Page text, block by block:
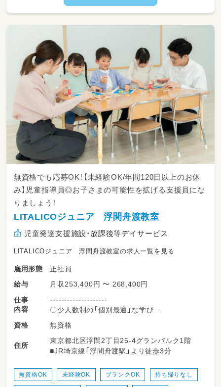
無資格でも応募OK！【未経験OK/年間120日以上のお休
み】児童指導員◎お子さまの可能性を拡げる支援員にな
りましょう！
LITALICOジュニア 浮間舟渡教室
児童発達支援施設・放課後等デイサービス
LITALICOジュニア 浮間舟渡教室の求人一覧を見る
雇用形態
正社員
給与
月収253,400円 〜 268,400円
仕事
内容
--------------------
〇少人数制の「個別最適」な学び
--------------------
LITALICOジュニアでは、指導員1名に対して1
～4名程度の少人数で支援を行っています。
また、お子さま一人ひとりに対して完全オーダ
だからこれができないと」ではなく、今そのお子
さまにとって必要な学びを提供できます。
資格 無資格
住所
東京都北区浮間2丁目25-4グランパルク1階
■JR埼京線「浮間舟渡駅」より徒歩3分
無資格OK 未経験OK ブランクOK 持ち帰りなし